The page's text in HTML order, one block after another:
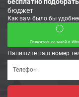
бюджет
Как вам было бы
Свяжитесь со мной в
Напишите ваш номер